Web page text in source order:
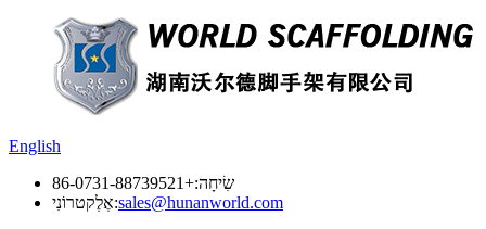
English
שִׂיחָה:+86-0731-88739521
אֶלֶקטרוֹנִי:sales@hunanworld.com